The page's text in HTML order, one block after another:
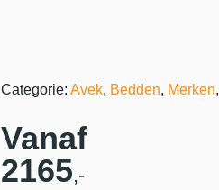
Categorie: Avek, Bedden, Merken,
Vanaf
2165,-